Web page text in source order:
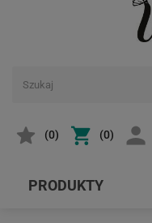
(0) (0)
PRODUKTY